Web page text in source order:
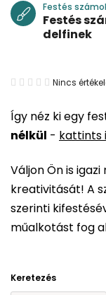
Így néz ki egy
nélkül - kattints
Váljon Ön is
kreativitását! A
szerinti
műalkotást fog
Keretezés
Festés
Festés
delfinek
A
átlagos
ből
0,0
csillag.
Nincs